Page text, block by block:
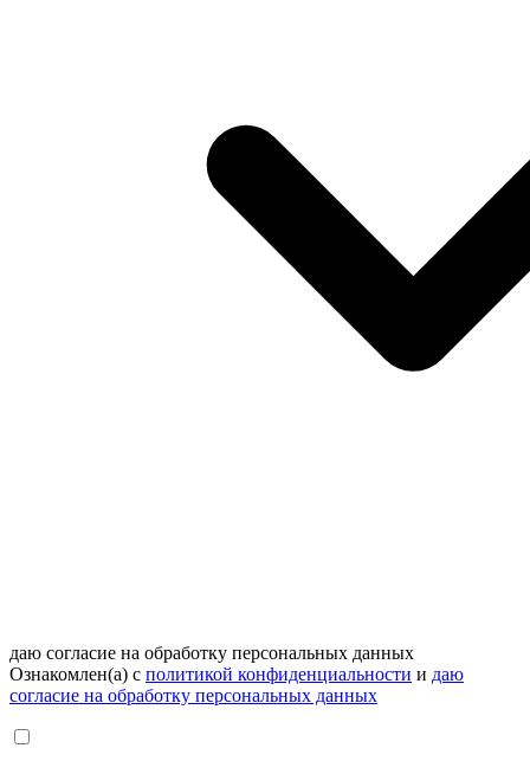
даю согласие на обработку персональных данных
Ознакомлен(а) с политикой конфиденциальности и даю
согласие на обработку персональных данных